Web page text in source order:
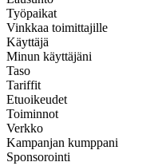
Työpaikat
Vinkkaa toimittajille
Käyttäjä
Minun käyttäjäni
Taso
Tariffit
Etuoikeudet
Toiminnot
Verkko
Kampanjan kumppani
Sponsorointi